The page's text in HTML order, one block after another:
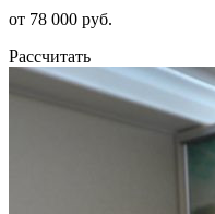
от 78 000 руб.
Рассчитать